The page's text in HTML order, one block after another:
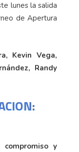
lunes la salida
de Apertura
Kevin Vega,
Randy
y